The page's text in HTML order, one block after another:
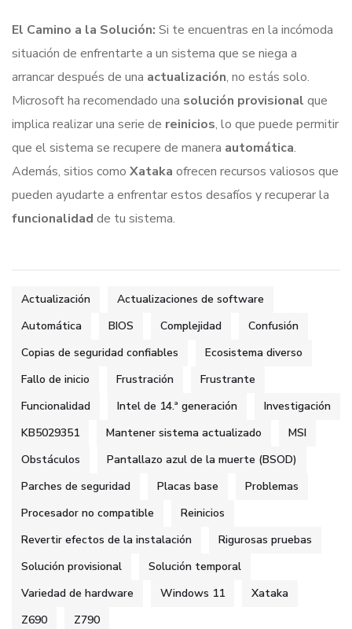
El Camino a la Solución: Si te encuentras en la incómoda
situación de enfrentarte a un sistema que se niega a
arrancar después de una actualización, no estás solo.
Microsoft ha recomendado una solución provisional que
implica realizar una serie de reinicios, lo que puede permitir
que el sistema se recupere de manera automática.
Además, sitios como Xataka ofrecen recursos valiosos que
pueden ayudarte a enfrentar estos desafíos y recuperar la
funcionalidad de tu sistema.
Actualización
Actualizaciones de software
Automática
BIOS Complejidad
Confusión
Copias de seguridad confiables
Ecosistema diverso
Fallo de inicio
Frustración
Frustrante
Funcionalidad
Intel de 14.ª generación
Investigación
KB5029351
Mantener sistema actualizado
MSI
Obstáculos
Pantallazo azul de la muerte (BSOD)
Parches de seguridad
Placas base
Problemas
Procesador no compatible
Reinicios
Revertir efectos de la instalación
Rigurosas pruebas
Solución provisional
Solución temporal
Variedad de hardware
Windows 11
Xataka
Z690
Z790